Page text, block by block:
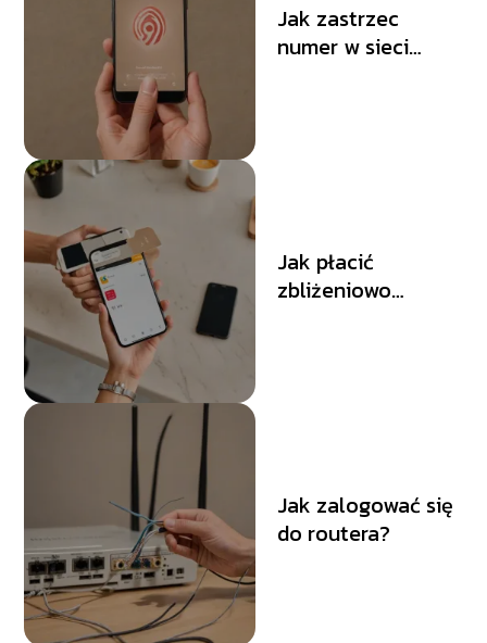
Jak zastrzec
numer w sieci
Jak płacić
zbliżeniowo
Jak zalogować się
do routera?